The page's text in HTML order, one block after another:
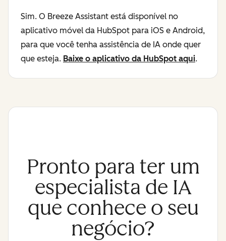
Sim. O Breeze Assistant está disponível no
aplicativo móvel da HubSpot para iOS e Android,
para que você tenha assistência de IA onde quer
que esteja. Baixe o aplicativo da HubSpot aqui.
Pronto para ter um
especialista de IA
que conhece o seu
negócio?